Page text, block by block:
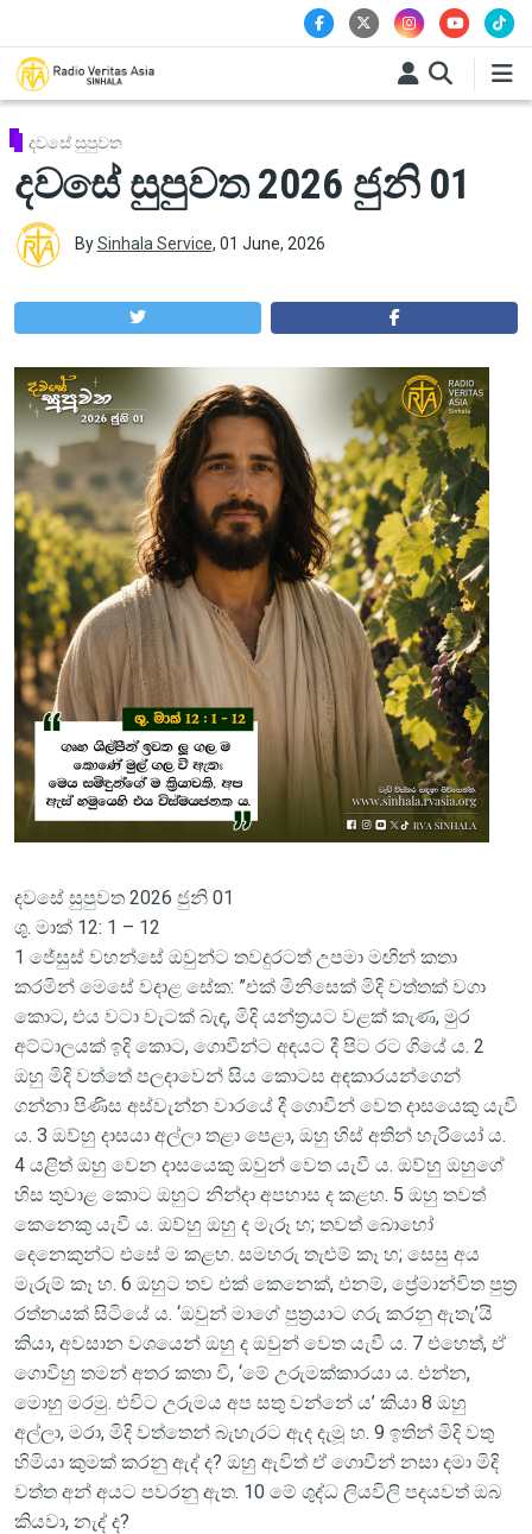
දවසේ සුපුවත
දවසේ සුපුවත 2026 ජුනි 01
BySinhala Service, 01 June, 2026
දවසේ සුපුවත 2026 ජුනි 01
ශු. මාක් 12: 1 – 12
1 ජේසුස් වහන්සේ ඔවුන්ට තවදුරටත් උපමා මඟින් කතා
කරමින් මෙසේ වදාළ සේක: ”එක් මිනිසෙක් මිදි වත්තක් වගා
කොට, එය වටා වැටක් බැඳ, මිදි යන්ත්‍රයට වළක් කැණ, මුර
අට්ටාලයක් ඉදි කොට, ගොවීන්ට අඳයට දී පිට රට ගියේ ය. 2
ඔහු මිදි වත්තේ පලදාවෙන් සිය කොටස අඳකාරයන්ගෙන්
ගන්නා පිණිස අස්වැන්න වාරයේ දී ගොවීන් වෙත දාසයෙකු යැවී
ය. 3 ඔව්හු දාසයා අල්ලා තළා පෙළා, ඔහු හිස් අතින් හැරියෝ ය.
4 යළිත් ඔහු වෙන දාසයෙකු ඔවුන් වෙත යැවී ය. ඔව්හු ඔහුගේ
හිස තුවාළ කොට ඔහුට නින්දා අපහාස ද කළහ. 5 ඔහු තවත්
කෙනෙකු යැවී ය. ඔව්හු ඔහු ද මැරූ හ; තවත් බොහෝ
දෙනෙකුන්ට එසේ ම කළහ. සමහරු තැළුම් කෑ හ; සෙසු අය
මැරුම් කෑ හ. 6 ඔහුට තව එක් කෙනෙක්, එනම්, ප්‍රේමාන්විත පුත්‍ර
රත්නයක් සිටියේ ය. ‘ඔවුන් මාගේ පුත්‍රයාට ගරු කරනු ඇතැ’යි
කියා, අවසාන වශයෙන් ඔහු ද ඔවුන් වෙත යැවී ය. 7 එහෙත්, ඒ
ගොවීහු තමන් අතර කතා වී, ‘මේ උරුමක්කාරයා ය. එන්න,
මොහු මරමු. එවිට උරුමය අප සතු වන්නේ ය’ කියා 8 ඔහු
අල්ලා, මරා, මිදි වත්තෙන් බැහැරට ඇද දැමූ හ. 9 ඉතින් මිදි වතු
හිමියා කුමක් කරනු ඇද් ද? ඔහු ඇවිත් ඒ ගොවීන් නසා දමා මිදි
වත්ත අන් අයට පවරනු ඇත. 10 මේ ශුද්ධ ලියවිලි පදයවත් ඔබ
කියවා, නැද් ද?